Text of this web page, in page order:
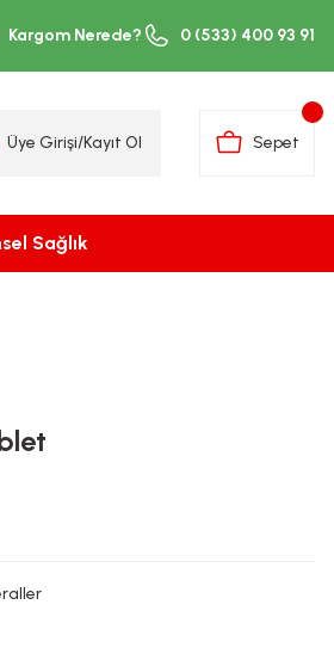
Kargom Nerede? 0 (533) 400 93 91
Üye Girişi/Kayıt Ol Sepet
Sağlık